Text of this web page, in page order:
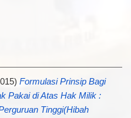
Formulasi Prinsip Bagi
Pakai di Atas Hak Milik :
Tinggi(Hibah